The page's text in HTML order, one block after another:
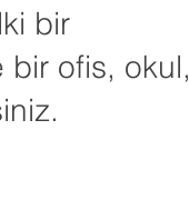
bir
ofis, okul,